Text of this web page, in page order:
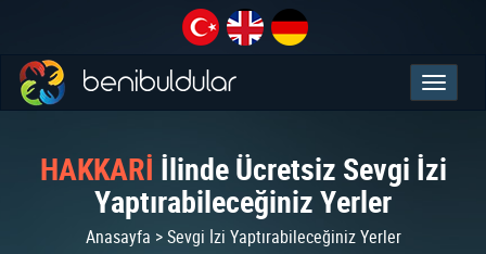
HAKKARİ İlinde Ücretsiz Sevgi İzi
Yaptırabileceğiniz Yerler
Anasayfa > Sevgi İzi Yaptırabileceğiniz Yerler